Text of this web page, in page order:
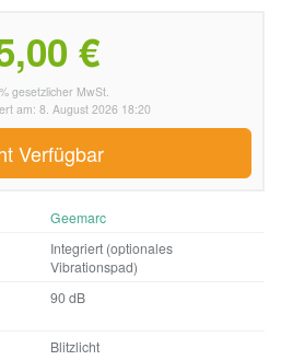
€
gesetzlicher MwSt.
am: 8. August 2026 18:20
Verfügbar
Geemarc
Integriert (optionales
Vibrationspad)
90 dB
Blitzlicht